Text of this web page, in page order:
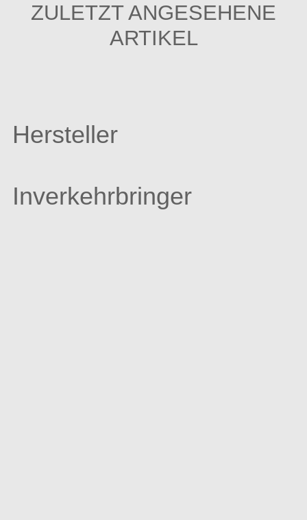
ZULETZT ANGESEHENE
ARTIKEL
Hersteller
Inverkehrbringer